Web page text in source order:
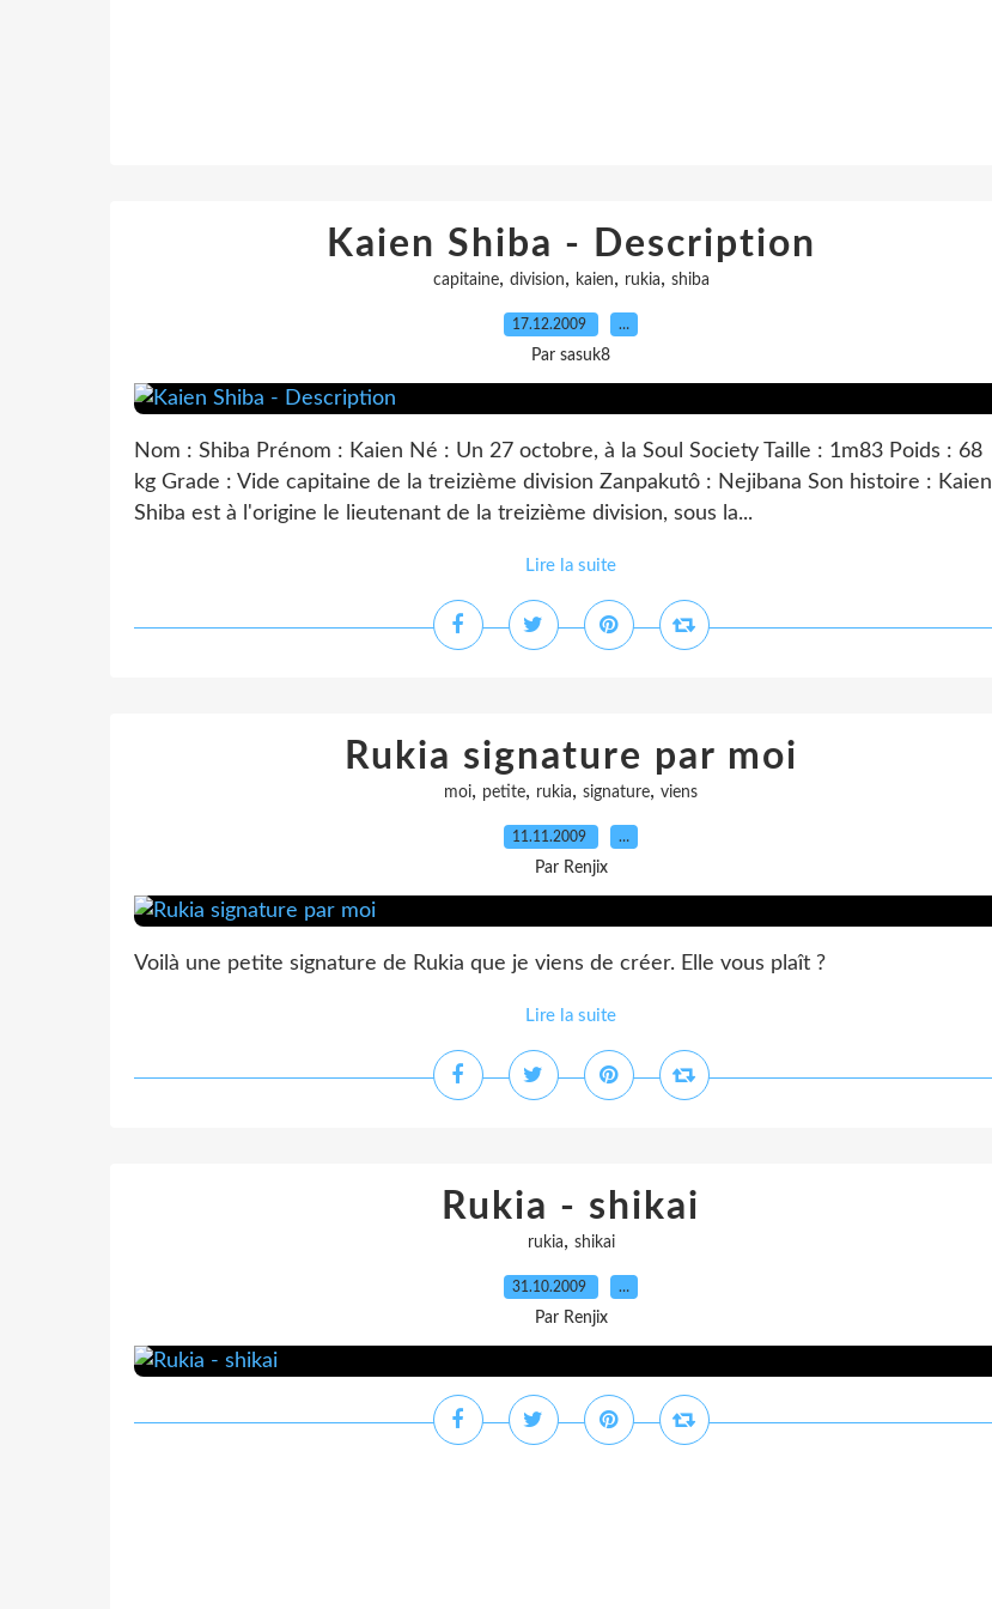
Kaien Shiba - Description
capitaine, division, kaien, rukia, shiba
17.12.2009 …
Par sasuk8
Nom : Shiba Prénom : Kaien Né : Un 27 octobre, à la Soul Society Taille : 1m83 Poids : 68
kg Grade : Vide capitaine de la treizième division Zanpakutô : Nejibana Son histoire : Kaien
Shiba est à l'origine le lieutenant de la treizième division, sous la...
Lire la suite
Rukia signature par moi
moi, petite, rukia, signature, viens
11.11.2009 …
Par Renjix
Voilà une petite signature de Rukia que je viens de créer. Elle vous plaît ?
Lire la suite
Rukia - shikai
rukia, shikai
31.10.2009 …
Par Renjix